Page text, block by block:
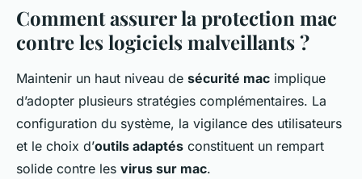
Comment assurer la protection mac
contre les logiciels malveillants ?
Maintenir un haut niveau de sécurité mac implique
d’adopter plusieurs stratégies complémentaires. La
configuration du système, la vigilance des utilisateurs
et le choix d’outils adaptés constituent un rempart
solide contre les virus sur mac.